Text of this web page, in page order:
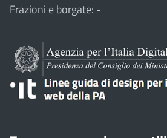
Frazioni e borgate: -